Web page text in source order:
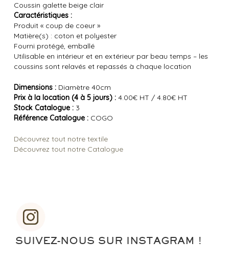
Coussin galette beige clair
Caractéristiques :
Produit « coup de coeur »
Matière(s) : coton et polyester
Fourni protégé, emballé
Utilisable en intérieur et en extérieur par beau temps – les
coussins sont relavés et repassés à chaque location
Dimensions :Diamètre 40cm
Prix à la location (4 à 5 jours) :4.00€ HT / 4.80€ HT
Stock Catalogue :3
Référence Catalogue :COGO
Découvrez tout notre textile
Découvrez tout notre Catalogue
SUIVEZ-NOUS SUR INSTAGRAM !